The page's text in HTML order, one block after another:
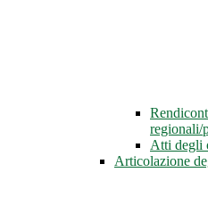
regionali/
Atti degli
Articolazione